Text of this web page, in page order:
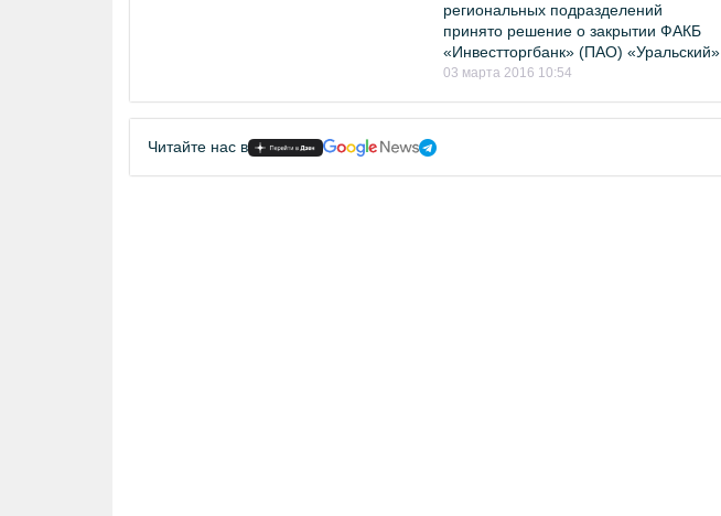
региональных подразделений
принято решение о закрытии ФАКБ
«Инвестторгбанк» (ПАО) «Уральский»
03 марта 2016 10:54
Читайте нас в